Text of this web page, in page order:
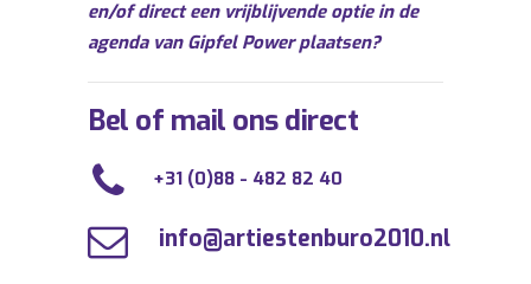
en/of direct een vrijblijvende optie in de
agenda van Gipfel Power plaatsen?
Bel of mail ons direct
+31 (0)88 - 482 82 40
info@artiestenburo2010.nl